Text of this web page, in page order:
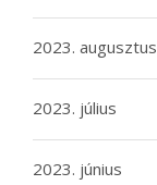
2023. augusztus
2023. július
2023. június